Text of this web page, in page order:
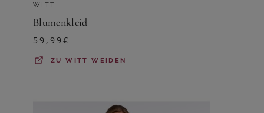
WITT
Blumenkleid
59,99€
ZUWITT WEIDEN